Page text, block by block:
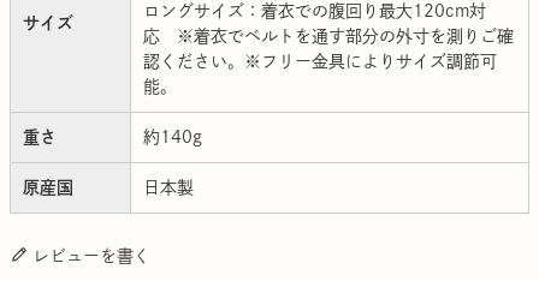
サイズ
ロングサイズ：着衣での腹回り最大120cm対
応 ※着衣でベルトを通す部分の外寸を測りご確
認ください。※フリー金具によりサイズ調節可
能。
重さ 約140g
原産国 日本製
レビューを書く